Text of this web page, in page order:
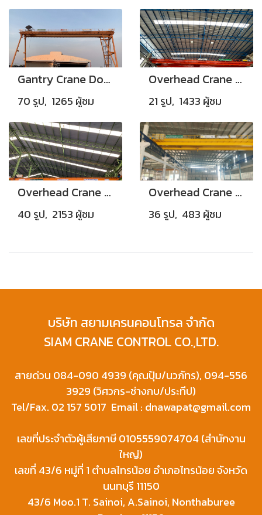
Gantry Crane DoubleBoxes Girder, Capacity 10Tons, Span 26M.
70 รูป, 1265 ผู้ชม
Overhead Crane Double Boxgirder Capacity 5 Tons
21 รูป, 1433 ผู้ชม
Overhead Crane Single Box 5Tons
40 รูป, 2153 ผู้ชม
Overhead Crane Double Boxgirder Capacity 10 Tons 3 Set and 15 Tons 1 Set
36 รูป, 483 ผู้ชม
บริษัท สยามเครนคอนโทรล จำกัด
SIAM CRANE CONTROL CO.,LTD.
สายด่วน 084-090 4939 (คุณปุ้ม/นวภัทร), 094-556
3929 (วิศวกร-ช่างกบ/ประทีป)
Tel/Fax. 02 157 5017 Email : dnawapat@gmail.com
เลขที่ประจำตัวผู้เสียภาษี 0105559074704 (สำนักงาน
ใหญ่)
เลขที่ 43/6 หมู่ที่ 1 ตำบลไทรน้อย อำเภอไทรน้อย จังหวัด
นนทบุรี 11150
43/6 Moo.1 T. Sainoi, A.Sainoi, Nonthaburee